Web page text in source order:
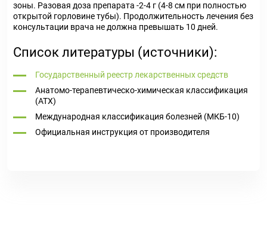
зоны. Разовая доза препарата -2-4 г (4-8 см при полностью
открытой горловине тубы). Продолжительность лечения без
консультации врача не должна превышать 10 дней.
Список литературы (источники):
Государственный реестр лекарственных средств
Анатомо-терапевтическо-химическая классификация
(ATX)
Международная классификация болезней (МКБ-10)
Официальная инструкция от производителя